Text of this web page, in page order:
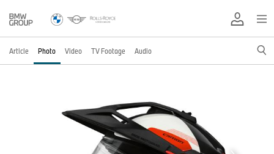
Article Photo Video TV Footage Audio